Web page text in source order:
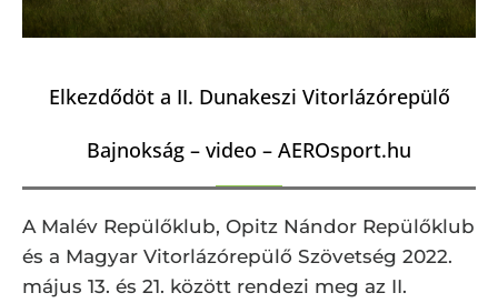
Elkezdődöt a II. Dunakeszi Vitorlázórepülő
Bajnokság – video – AEROsport.hu
A Malév Repülőklub, Opitz Nándor Repülőklub
és a Magyar Vitorlázórepülő Szövetség 2022.
május 13. és 21. között rendezi meg az II.